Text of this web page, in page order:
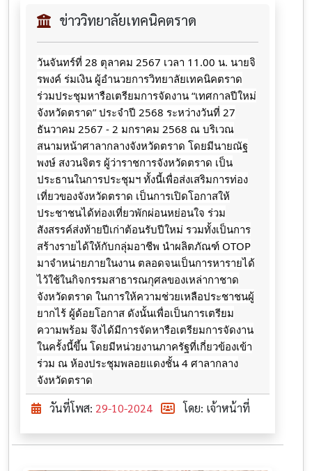
ข่าววิทยาลัยเทคนิคตราด
วันจันทร์ที่ 28 ตุลาคม 2567 เวลา 11.00 น. นายจิ
รพงค์ ร่มเงิน ผู้อำนวยการวิทยาลัยเทคนิคตราด
ร่วมประชุมหารือเตรียมการจัดงาน “เทศกาลปีใหม่
จังหวัดตราด” ประจำปี 2568 ระหว่างวันที่ 27
ธันวาคม 2567 - 2 มกราคม 2568 ณ บริเวณ
สนามหน้าศาลากลางจังหวัดตราด โดยมีนายณัฐ
พงษ์ สงวนจิตร ผู้ว่าราชการจังหวัดตราด เป็น
ประธานในการประชุมฯ ทั้งนี้เพื่อส่งเสริมการท่อง
เที่ยวของจังหวัดตราด เป็นการเปิดโอกาสให้
ประชาชนได้ท่องเที่ยวพักผ่อนหย่อนใจ ร่วม
สังสรรค์ส่งท้ายปีเก่าต้อนรับปีใหม่ รวมทั้งเป็นการ
สร้างรายได้ให้กับกลุ่มอาชีพ นำผลิตภัณฑ์ OTOP
มาจำหน่ายภายในงาน ตลอดจนเป็นการหารายได้
ไว้ใช้ในกิจกรรมสาธารณกุศลของเหล่ากาชาด
จังหวัดตราด ในการให้ความช่วยเหลือประชาชนผู้
ยากไร้ ผู้ด้อยโอกาส ดังนั้นเพื่อเป็นการเตรียม
ความพร้อม จึงได้มีการจัดหารือเตรียมการจัดงาน
ในครั้งนี้ขึ้น โดยมีหน่วยงานภาครัฐที่เกี่ยวข้องเข้า
ร่วม ณ ห้องประชุมพลอยแดงชั้น 4 ศาลากลาง
จังหวัดตราด
วันที่โพส: 29-10-2024 โดย: เจ้าหน้าที่